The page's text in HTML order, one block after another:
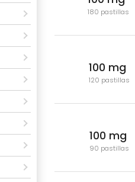
180 pastillas
100 mg
120 pastillas
100 mg
90 pastillas